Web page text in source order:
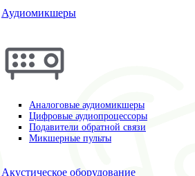
Аудиомикшеры
Аналоговые аудиомикшеры
Цифровые аудиопроцессоры
Подавители обратной связи
Микшерные пульты
Акустическое оборудование